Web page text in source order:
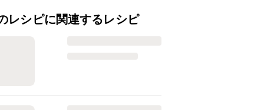
レシピに関連するレシピ